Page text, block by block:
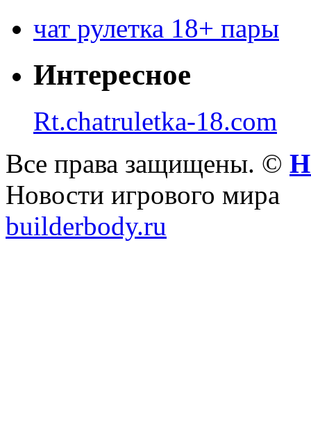
чат рулетка 18+ пары
Интересное
Rt.chatruletka-18.com
Все права защищены. ©
Новости игрового мира
builderbody.ru